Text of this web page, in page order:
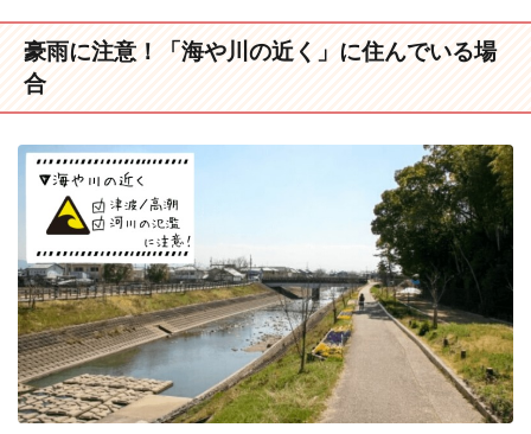
豪雨に注意！「海や川の近く」に住んでいる場
合